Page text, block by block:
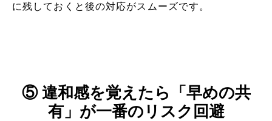
に残しておくと後の対応がスムーズです。
⑤ 違和感を覚えたら「早めの共
有」が一番のリスク回避